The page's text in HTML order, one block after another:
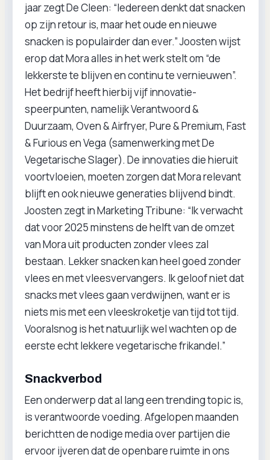
jaar zegt De Cleen: “Iedereen denkt dat snacken
op zijn retour is, maar het oude en nieuwe
snacken is populairder dan ever.” Joosten wijst
erop dat Mora alles in het werk stelt om “de
lekkerste te blijven en continu te vernieuwen”.
Het bedrijf heeft hierbij vijf innovatie-
speerpunten, namelijk Verantwoord &
Duurzaam, Oven & Airfryer, Pure & Premium, Fast
& Furious en Vega (samenwerking met De
Vegetarische Slager). De innovaties die hieruit
voortvloeien, moeten zorgen dat Mora relevant
blijft en ook nieuwe generaties blijvend bindt.
Joosten zegt in Marketing Tribune: “Ik verwacht
dat voor 2025 minstens de helft van de omzet
van Mora uit producten zonder vlees zal
bestaan. Lekker snacken kan heel goed zonder
vlees en met vleesvervangers. Ik geloof niet dat
snacks met vlees gaan verdwijnen, want er is
niets mis met een vleeskroketje van tijd tot tijd.
Vooralsnog is het natuurlijk wel wachten op de
eerste echt lekkere vegetarische frikandel.”
Snackverbod
Een onderwerp dat al lang een trending topic is,
is verantwoorde voeding. Afgelopen maanden
berichtten de nodige media over partijen die
ervoor ijveren dat de openbare ruimte in ons